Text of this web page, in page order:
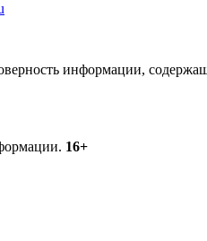
информации,
16+